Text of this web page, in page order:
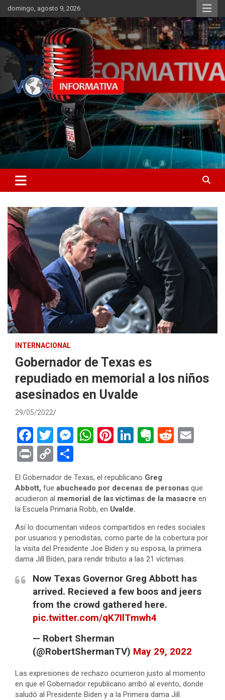
Skip
to
content
domingo, agosto 9, 2026
ncstv.info
Libertad informativa
INTERNACIONAL
Gobernador de Texas es
repudiado en memorial a los niños
asesinados en Uvalde
29/05/2022
F
a
ce
b
o
o
k
T
wi
tt
er
M
n
g
er
W
s
A
p
p
Pi
es
t
Li
dI
n
E
ot
e
R
di
t
Pr
t
C
o
py
Li
n
k
h
ar
e
El Gobernador de Texas, el republicano Greg
Abbott, fue abucheado por decenas de personas que
acudieron al memorial de las víctimas de la masacre en
la Escuela Primaria Robb, en Uvalde.
Así lo documentan videos compartidos en redes sociales
por usuarios y periodistas, como parte de la cobertura por
la visita del Presidente Joe Biden y su esposa, la primera
dama Jill Biden, para rendir tributo a las 21 víctimas.
Now Texas Governor Greg Abbott has
arrived. Recieved a few boos and jeers
from the crowd gathered here.
pic.twitter.com/qK7IlTmwh4
— Robert Sherman
(@RobertShermanTV) May 29, 2022
Las expresiones de rechazo ocurrieron justo al momento
en que el Gobernador republicano arribó al evento, donde
saludó al Presidente Biden y a la Primera dama Jill.